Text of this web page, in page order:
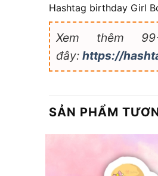
Hashtag birthday Girl
Xem thêm
đây: https://
SẢN PHẨM